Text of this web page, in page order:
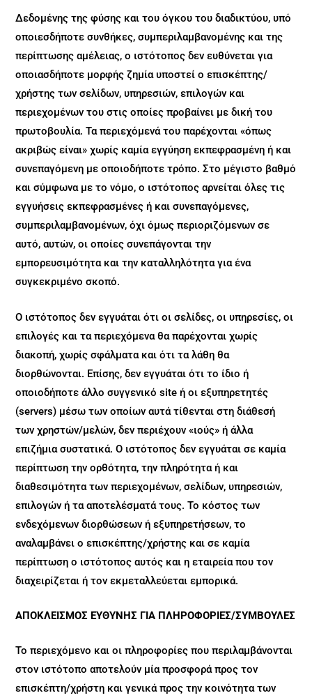
Δεδομένης της φύσης και του όγκου του διαδικτύου, υπό
οποιεσδήποτε συνθήκες, συμπεριλαμβανομένης και της
περίπτωσης αμέλειας, ο ιστότοπος δεν ευθύνεται για
οποιασδήποτε μορφής ζημία υποστεί ο επισκέπτης/
χρήστης των σελίδων, υπηρεσιών, επιλογών και
περιεχομένων του στις οποίες προβαίνει με δική του
πρωτοβουλία. Τα περιεχόμενά του παρέχονται «όπως
ακριβώς είναι» χωρίς καμία εγγύηση εκπεφρασμένη ή και
συνεπαγόμενη με οποιοδήποτε τρόπο. Στο μέγιστο βαθμό
και σύμφωνα με το νόμο, ο ιστότοπος αρνείται όλες τις
εγγυήσεις εκπεφρασμένες ή και συνεπαγόμενες,
συμπεριλαμβανομένων, όχι όμως περιοριζόμενων σε
αυτό, αυτών, οι οποίες συνεπάγονται την
εμπορευσιμότητα και την καταλληλότητα για ένα
συγκεκριμένο σκοπό.
Ο ιστότοπος δεν εγγυάται ότι οι σελίδες, οι υπηρεσίες, οι
επιλογές και τα περιεχόμενα θα παρέχονται χωρίς
διακοπή, χωρίς σφάλματα και ότι τα λάθη θα
διορθώνονται. Επίσης, δεν εγγυάται ότι το ίδιο ή
οποιοδήποτε άλλο συγγενικό site ή οι εξυπηρετητές
(servers) μέσω των οποίων αυτά τίθενται στη διάθεσή
των χρηστών/μελών, δεν περιέχουν «ιούς» ή άλλα
επιζήμια συστατικά. Ο ιστότοπος δεν εγγυάται σε καμία
περίπτωση την ορθότητα, την πληρότητα ή και
διαθεσιμότητα των περιεχομένων, σελίδων, υπηρεσιών,
επιλογών ή τα αποτελέσματά τους. Το κόστος των
ενδεχόμενων διορθώσεων ή εξυπηρετήσεων, το
αναλαμβάνει ο επισκέπτης/χρήστης και σε καμία
περίπτωση ο ιστότοπος αυτός και η εταιρεία που τον
διαχειρίζεται ή τον εκμεταλλεύεται εμπορικά.
ΑΠΟΚΛΕΙΣΜΟΣ ΕΥΘΥΝΗΣ ΓΙΑ ΠΛΗΡΟΦΟΡΙΕΣ/ΣΥΜΒΟΥΛΕΣ
Το περιεχόμενο και οι πληροφορίες που περιλαμβάνονται
στον ιστότοπο αποτελούν μία προσφορά προς τον
επισκέπτη/χρήστη και γενικά προς την κοινότητα των